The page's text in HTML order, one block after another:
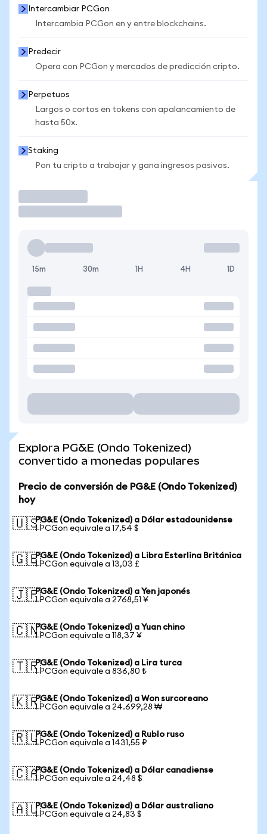
Intercambiar PCGon
Intercambia PCGon en y entre blockchains.
Predecir
Opera con PCGon y mercados de predicción cripto.
Perpetuos
Largos o cortos en tokens con apalancamiento de
hasta 50x.
Staking
Pon tu cripto a trabajar y gana ingresos pasivos.
15m 30m 1H 4H 1D
Explora PG&E (Ondo Tokenized)
convertido a monedas populares
Precio de conversión de PG&E (Ondo Tokenized)
hoy
🇺🇸PG&E (Ondo Tokenized) a Dólar estadounidense
1 PCGon equivale a 17,54 $
🇬🇧PG&E (Ondo Tokenized) a Libra Esterlina Británica
1 PCGon equivale a 13,03 £
🇯🇵PG&E (Ondo Tokenized) a Yen japonés
1 PCGon equivale a 2768,51 ¥
🇨🇳PG&E (Ondo Tokenized) a Yuan chino
1 PCGon equivale a 118,37 ¥
🇹🇷PG&E (Ondo Tokenized) a Lira turca
1 PCGon equivale a 836,80 ₺
🇰🇷PG&E (Ondo Tokenized) a Won surcoreano
1 PCGon equivale a 24.699,28 ₩
🇷🇺PG&E (Ondo Tokenized) a Rublo ruso
1 PCGon equivale a 1431,55 ₽
🇨🇦PG&E (Ondo Tokenized) a Dólar canadiense
1 PCGon equivale a 24,48 $
🇦🇺PG&E (Ondo Tokenized) a Dólar australiano
1 PCGon equivale a 24,83 $